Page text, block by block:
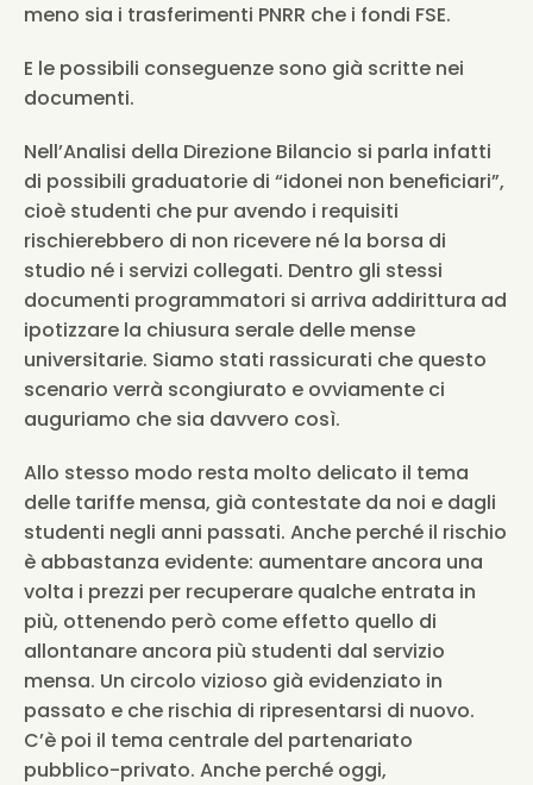
meno sia i trasferimenti PNRR che i fondi FSE.
E le possibili conseguenze sono già scritte nei
documenti.
Nell’Analisi della Direzione Bilancio si parla infatti
di possibili graduatorie di “idonei non beneficiari”,
cioè studenti che pur avendo i requisiti
rischierebbero di non ricevere né la borsa di
studio né i servizi collegati. Dentro gli stessi
documenti programmatori si arriva addirittura ad
ipotizzare la chiusura serale delle mense
universitarie. Siamo stati rassicurati che questo
scenario verrà scongiurato e ovviamente ci
auguriamo che sia davvero così.
Allo stesso modo resta molto delicato il tema
delle tariffe mensa, già contestate da noi e dagli
studenti negli anni passati. Anche perché il rischio
è abbastanza evidente: aumentare ancora una
volta i prezzi per recuperare qualche entrata in
più, ottenendo però come effetto quello di
allontanare ancora più studenti dal servizio
mensa. Un circolo vizioso già evidenziato in
passato e che rischia di ripresentarsi di nuovo.
C’è poi il tema centrale del partenariato
pubblico-privato. Anche perché oggi,